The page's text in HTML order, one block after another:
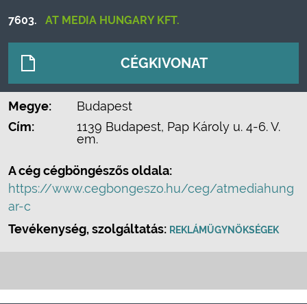
7603. AT MEDIA HUNGARY KFT.
CÉGKIVONAT
Megye:
Budapest
Cím:
1139 Budapest, Pap Károly u. 4-6. V.
em.
A cég cégböngészős oldala:
https://www.cegbongeszo.hu/ceg/atmediahung
ar-c
Tevékenység, szolgáltatás: REKLÁMÜGYNÖKSÉGEK